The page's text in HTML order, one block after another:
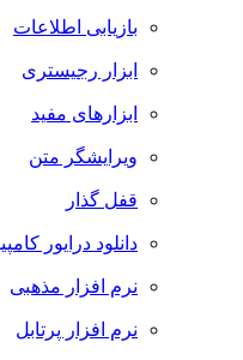
بازیابی اطلاعات
ابزار رجیستری
ابزارهای مفید
ویرایشگر متن
قفل گذار
دانلود درایور
نرم افزار مذهبی
نرم افزار پرتابل